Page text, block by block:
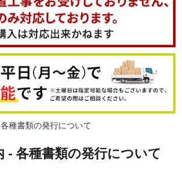
種書類の発行について
- 各種書類の発行について